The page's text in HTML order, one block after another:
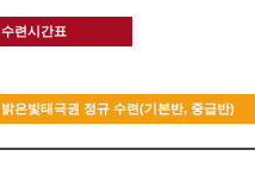
수련시간표
밝은빛태극권 정규 수련(기본반, 중급반)